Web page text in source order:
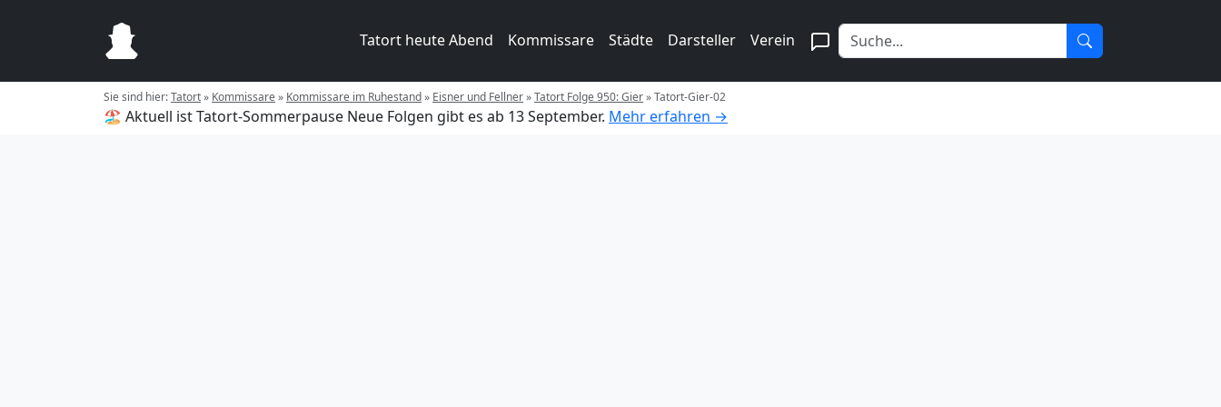
Tatort heute Abend Kommissare Städte Darsteller Verein
Sie sind hier:Tatort» Kommissare» Kommissare im Ruhestand» Eisner und Fellner»Tatort Folge 950: Gier»Tatort-Gier-02
🏖️ Aktuell ist Tatort-Sommerpause Neue Folgen gibt es ab 13 September. Mehr erfahren →